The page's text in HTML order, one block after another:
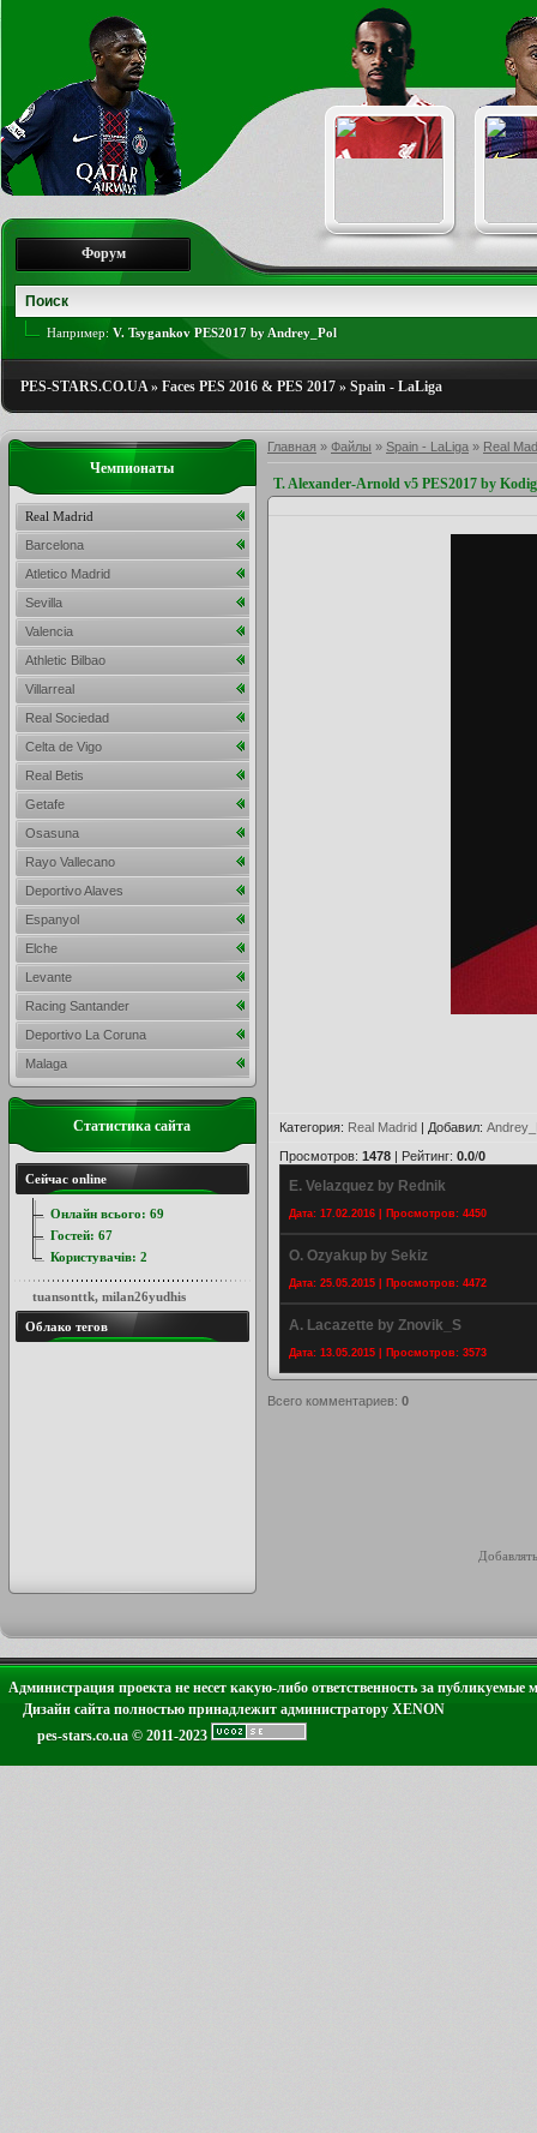
Форум
Например: V. Tsygankov PES2017 by Andrey_Pol
PES-STARS.CO.UA» Faces PES 2016 & PES 2017 » Spain - LaLiga
Главная » Файлы » Spain - LaLiga » Real
T. Alexander-Arnold v5 PES2017 by
Категория: Real Madrid | Добавил:
Просмотров: 1478 | Рейтинг: 0.0/0
E. Velazquez by Rednik
Дата: 17.02.2016 | Просмотров: 4450
O. Ozyakup by Sekiz
Дата: 25.05.2015 | Просмотров: 4472
A. Lacazette by Znovik_S
Дата: 13.05.2015 | Просмотров: 3573
Всего комментариев: 0
Чемпионаты
Real Madrid
Barcelona
Atletico Madrid
Sevilla
Valencia
Athletic Bilbao
Villarreal
Real Sociedad
Celta de Vigo
Real Betis
Getafe
Osasuna
Rayo Vallecano
Deportivo Alaves
Espanyol
Elche
Levante
Racing Santander
Deportivo La Coruna
Malaga
Статистика сайта
Сейчас online
Онлайн всього: 69
Гостей: 67
Користувачів: 2
tuansonttk, milan26yudhis
Облако тегов
Администрация проекта не несет какую-либо ответственность за публикуемые
Дизайн сайта полностью принадлежит администратору XENON
pes-stars.co.ua © 2011-2023